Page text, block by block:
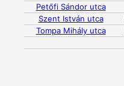
Petőfi Sándor utca
Szent István utca
Tompa Mihály utca